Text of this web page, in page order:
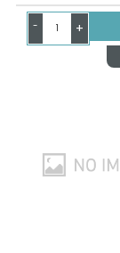
- +